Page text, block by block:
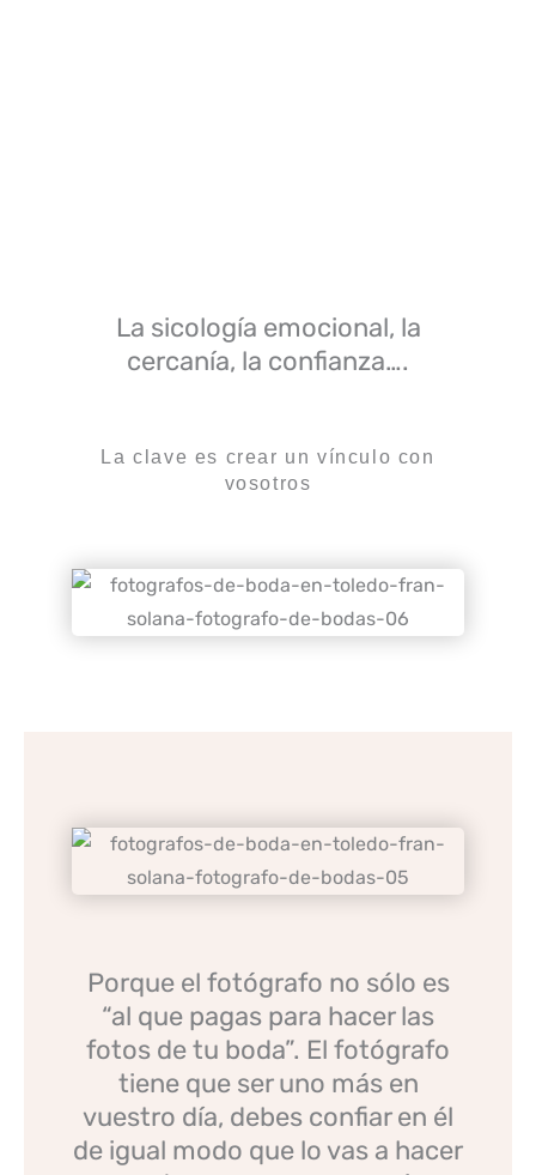
La sicología emocional, la
cercanía, la confianza….
La clave es crear un vínculo con
vosotros
Porque el fotógrafo no sólo es
“al que pagas para hacer las
fotos de tu boda”. El fotógrafo
tiene que ser uno más en
vuestro día, debes confiar en él
de igual modo que lo vas a hacer